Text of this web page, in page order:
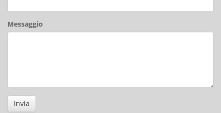
Messaggio
Invia